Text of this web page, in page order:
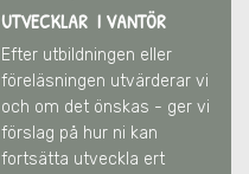
UTVECKLAR I VANTÖR
Efter utbildningen eller
föreläsningen utvärderar vi
och om det önskas - ger vi
förslag på hur ni kan
fortsätta utveckla ert